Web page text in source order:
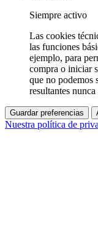
Siempre activo
Las cookies
las funciones
ejemplo, para
compra o iniciar
que no podemos
resultantes
Guardar preferencias
Nuestra política de